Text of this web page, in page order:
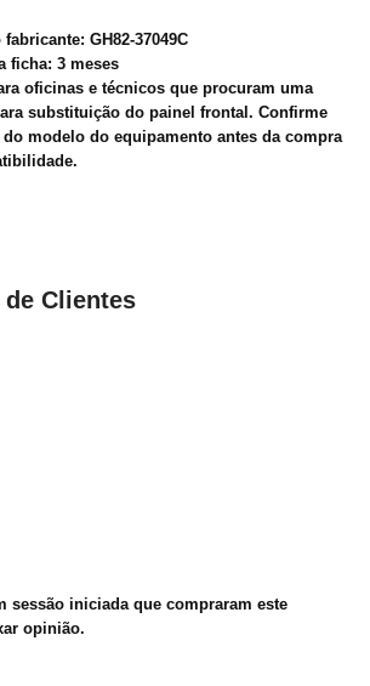
GH82-37049C
ficha: 3 meses
oficinas e técnicos que procuram uma
substituição do painel frontal. Confirme
modelo do equipamento antes da compra
Clientes
sessão iniciada que compraram este
opinião.